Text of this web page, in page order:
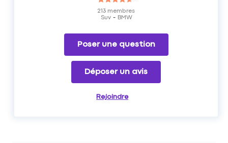
Suv BMW
213 membres
Poser une question
Déposer un avis
Rejoindre